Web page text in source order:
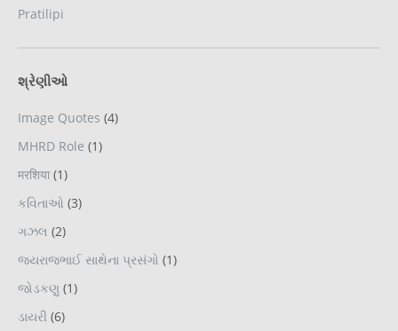
Pratilipi
શ્રેણીઓ
Image Quotes (4)
MHRD Role (1)
मरशिया (1)
કવિતાઓ (3)
ગઝલ (2)
જયરાજભાઈ સાથેના પ્રસંગો (1)
જોડકણુ (1)
ડાયરી (6)